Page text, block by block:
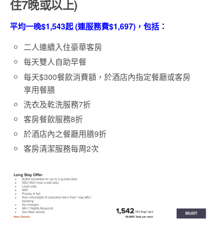
住7晚或以上)
平均一晚$1,543起 (連服務費$1,697)，包括：
二人連續入住豪華客房
每天雙人自助早餐
每天$300餐飲消費額，於酒店內指定餐廳或客房
享用餐膳
洗衣及乾洗服務7折
客房餐飲服務8折
於酒店內之餐廳用膳9折
客房清潔服務每周2次